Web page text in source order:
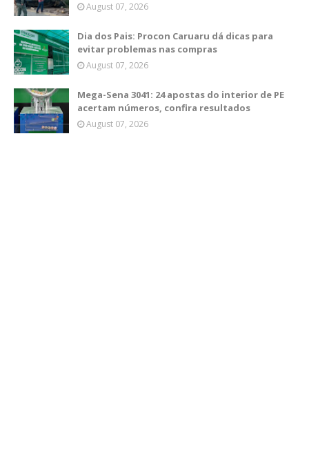
August 07, 2026
Dia dos Pais: Procon Caruaru dá dicas para
evitar problemas nas compras
August 07, 2026
Mega-Sena 3041: 24 apostas do interior de PE
acertam números, confira resultados
August 07, 2026